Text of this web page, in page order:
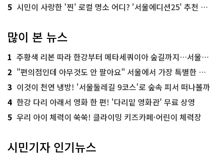
5 시민이 사랑한 '찐' 로컬 명소 어디? '서울에디션25' 추천 코스
많이 본 뉴스
1 주황색 리본 따라 한강부터 메타세쿼이아 숲길까지…서울둘레길 15코스
2 "편의점인데 아무것도 안 팔아요" 서울에서 가장 특별한 편의점의 정체
3 이것이 천연 냉방! '서울둘레길 9코스'로 숲속 피서 떠나볼까
4 한강 다리 아래서 영화 한 편! '다리밑 영화관' 무료 상영
5 우리 아이 체력이 쑥쑥! 클라이밍 키즈카페·어린이 체력장
시민기자 인기뉴스